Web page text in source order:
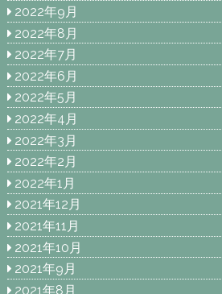
2022年9月
2022年8月
2022年7月
2022年6月
2022年5月
2022年4月
2022年3月
2022年2月
2022年1月
2021年12月
2021年11月
2021年10月
2021年9月
2021年8月